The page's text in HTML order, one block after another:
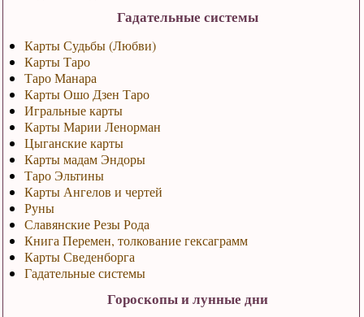
Гадательные системы
Карты Судьбы (Любви)
Карты Таро
Таро Манара
Карты Ошо Дзен Таро
Игральные карты
Карты Марии Ленорман
Цыганские карты
Карты мадам Эндоры
Таро Эльтины
Карты Ангелов и чертей
Руны
Славянские Резы Рода
Книга Перемен, толкование гексаграмм
Карты Сведенборга
Гадательные системы
Гороскопы и лунные дни